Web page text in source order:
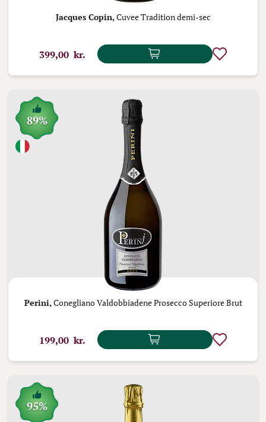
Jacques Copin, Cuvee Tradition demi-sec
399,00 kr.
89%
Perini,Conegliano Valdobbiadene Prosecco Superiore Brut
199,00 kr.
95%